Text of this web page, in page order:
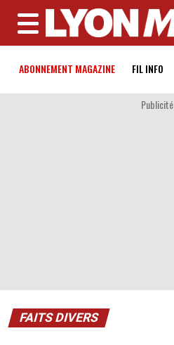
MENU
ABONNEMENT MAGAZINE FIL INFO
Publicité
FAITS DIVERS